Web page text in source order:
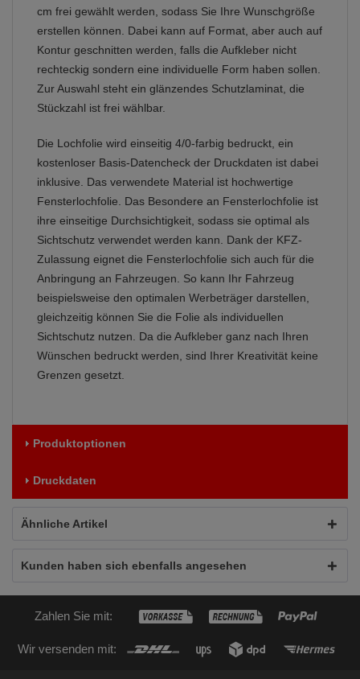
cm frei gewählt werden, sodass Sie Ihre Wunschgröße
erstellen können. Dabei kann auf Format, aber auch auf
Kontur geschnitten werden, falls die Aufkleber nicht
rechteckig sondern eine individuelle Form haben sollen.
Zur Auswahl steht ein glänzendes Schutzlaminat, die
Stückzahl ist frei wählbar.
Die Lochfolie wird einseitig 4/0-farbig bedruckt, ein
kostenloser Basis-Datencheck der Druckdaten ist dabei
inklusive. Das verwendete Material ist hochwertige
Fensterlochfolie. Das Besondere an Fensterlochfolie ist
ihre einseitige Durchsichtigkeit, sodass sie optimal als
Sichtschutz verwendet werden kann. Dank der KFZ-
Zulassung eignet die Fensterlochfolie sich auch für die
Anbringung an Fahrzeugen. So kann Ihr Fahrzeug
beispielsweise den optimalen Werbeträger darstellen,
gleichzeitig können Sie die Folie als individuellen
Sichtschutz nutzen. Da die Aufkleber ganz nach Ihren
Wünschen bedruckt werden, sind Ihrer Kreativität keine
Grenzen gesetzt.
Produktoptionen
Druckdaten
Ähnliche Artikel
Kunden haben sich ebenfalls angesehen
Zahlen Sie mit:
Wir versenden mit: